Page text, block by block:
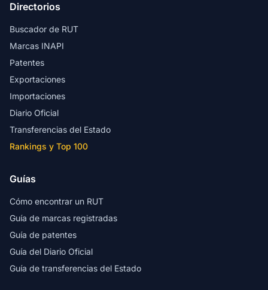
Directorios
Buscador de RUT
Marcas INAPI
Patentes
Exportaciones
Importaciones
Diario Oficial
Transferencias del Estado
Rankings y Top 100
Guías
Cómo encontrar un RUT
Guía de marcas registradas
Guía de patentes
Guía del Diario Oficial
Guía de transferencias del Estado